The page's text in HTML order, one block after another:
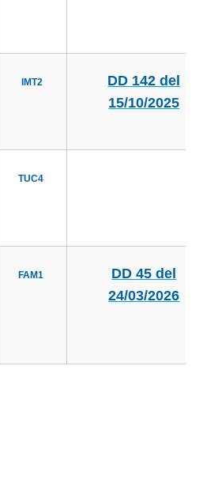
IMT2
DD 142 del
15/10/2025
TUC4
FAM1
DD 45 del
24/03/2026